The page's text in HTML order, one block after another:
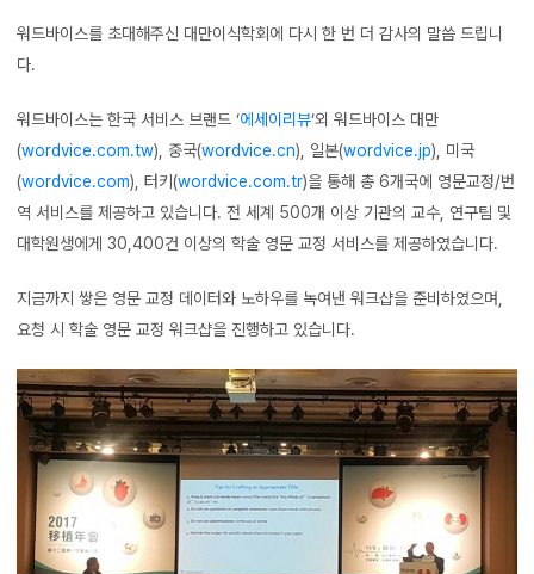
워드바이스를 초대해주신 대만이식학회에 다시 한 번 더 감사의 말씀 드립니
다.
워드바이스는 한국 서비스 브랜드 ‘에세이리뷰‘외 워드바이스 대만
(wordvice.com.tw), 중국(wordvice.cn), 일본(wordvice.jp), 미국
(wordvice.com), 터키(wordvice.com.tr)을 통해 총 6개국에 영문교정/번
역 서비스를 제공하고 있습니다. 전 세계 500개 이상 기관의 교수, 연구팀 및
대학원생에게 30,400건 이상의 학술 영문 교정 서비스를 제공하였습니다.
지금까지 쌓은 영문 교정 데이터와 노하우를 녹여낸 워크샵을 준비하였으며,
요청 시 학술 영문 교정 워크샵을 진행하고 있습니다.